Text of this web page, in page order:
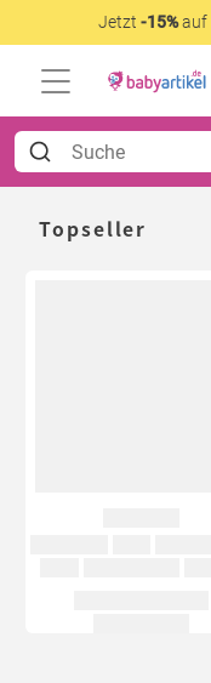
Jetzt -15%auf
Topseller